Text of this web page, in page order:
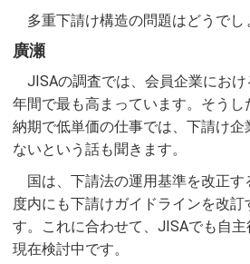
多重下請け構造の問題はどうでし
廣瀬
JISAの調査では、会員企業にお
年間で最も高まっています。そう
納期で低単価の仕事では、下請け企
ないという話も聞きます。
国は、下請法の運用基準を改正
度内にも下請けガイドラインを改訂
す。これに合わせて、JISAでも自主
現在検討中です。